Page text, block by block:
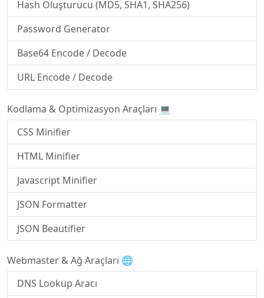
Hash Oluşturucu (MD5, SHA1, SHA256)
Password Generator
Base64 Encode / Decode
URL Encode / Decode
Kodlama & Optimizasyon Araçları 💻
CSS Minifier
HTML Minifier
Javascript Minifier
JSON Formatter
JSON Beautifier
Webmaster & Ağ Araçları 🌐
DNS Lookup Aracı